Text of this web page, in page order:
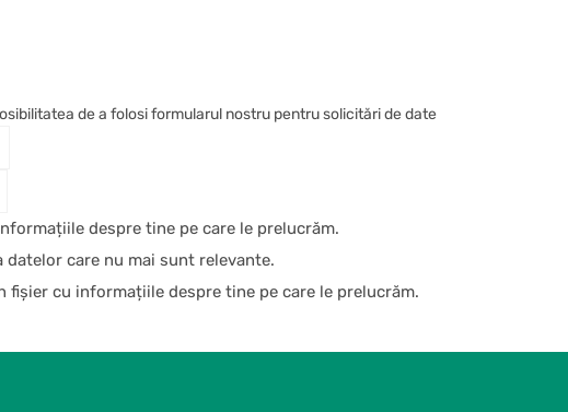
de a folosi formularul nostru pentru solicitări de date
despre tine pe care le prelucrăm.
care nu mai sunt relevante.
cu informațiile despre tine pe care le prelucrăm.